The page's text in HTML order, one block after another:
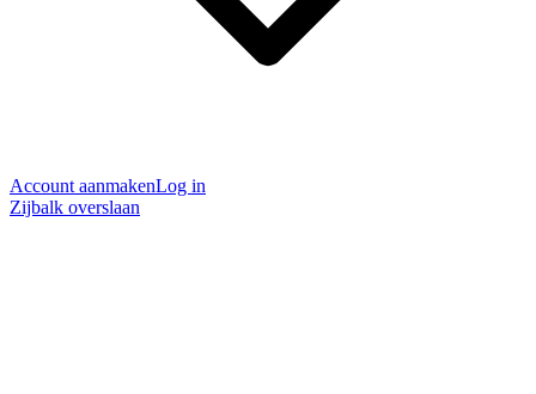
Account aanmakenLog in
Zijbalk overslaan